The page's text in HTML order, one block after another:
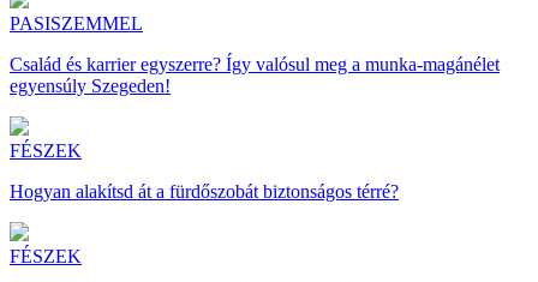
PASISZEMMEL
Család és karrier egyszerre? Így valósul meg a munka-magánélet
egyensúly Szegeden!
FÉSZEK
Hogyan alakítsd át a fürdőszobát biztonságos térré?
FÉSZEK